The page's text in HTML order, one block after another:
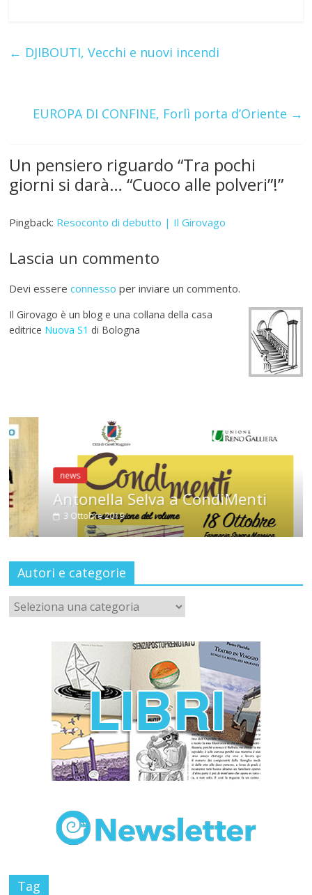
b
k
er s
p
gr l e bl
← DJIBOUTI, Vecchi e nuovi incendi
EUROPA DI CONFINE, Forlì porta d’Oriente →
Un pensiero riguardo “Tra pochi
giorni si darà… “Cuoco alle polveri”!”
Pingback: Resoconto di debutto | Il Girovago
Lascia un commento
Devi essereconnesso per inviare un commento.
Il Girovago è un blog e una collana della casa
editrice Nuova S1 di Bologna
Antonella Selva a CondiMenti
3 Ottobre 2019
Autori e categorie
Tag